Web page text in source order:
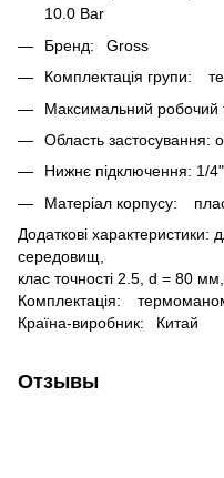
10.0 Bar
Бренд: Gross
Комплектація групи:
Максимальний робочий
Область застосування:
Нижнє підключення: 1/4"
Матеріал корпусу:
Додаткові характеристики:
середовищ,
клас точності 2.5, d = 80
Комплектація:
Країна-виробник: Китай
Отзывы